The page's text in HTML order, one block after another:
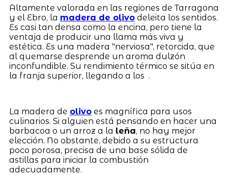
Altamente valorada en las regiones de Tarragona
y el Ebro, la madera de olivodeleita los sentidos.
Es casi tan densa como la encina, pero tiene la
ventaja de producir una llama más viva y
estética. Es una madera "nerviosa", retorcida, que
al quemarse desprende un aroma dulzón
inconfundible. Su rendimiento térmico se sitúa en
la franja superior, llegando a los .
La madera de olivoes magnífica para usos
culinarios. Si alguien está pensando en hacer una
barbacoa o un arroz a la leña, no hay mejor
elección. No obstante, debido a su estructura
poco porosa, precisa de una base sólida de
astillas para iniciar la combustión
adecuadamente.